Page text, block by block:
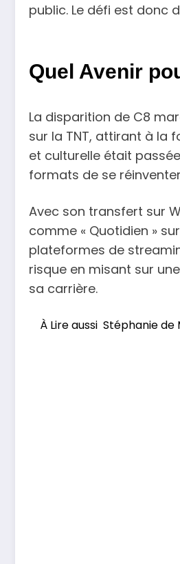
public. Le défi est donc
Quel Avenir
La disparition de C8
sur la TNT, attirant à la
et culturelle était
formats de se
Avec son transfert sur
comme « Quotidien »
plateformes de
risque en misant sur
sa carrière.
À Lire aussi Stéphanie de